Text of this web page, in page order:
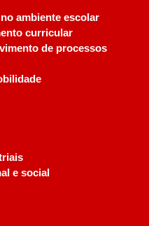
ambiente escolar
curricular
de processos
e social